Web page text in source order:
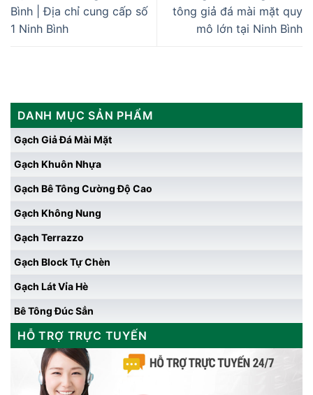
Bình | Địa chỉ cung cấp số
1 Ninh Bình
tông giả đá mài mặt quy
mô lớn tại Ninh Bình
DANH MỤC SẢN PHẨM
Gạch Giả Đá Mài Mặt
Gạch Khuôn Nhựa
Gạch Bê Tông Cường Độ Cao
Gạch Không Nung
Gạch Terrazzo
Gạch Block Tự Chèn
Gạch Lát Vỉa Hè
Bê Tông Đúc Sẳn
HỖ TRỢ TRỰC TUYẾN